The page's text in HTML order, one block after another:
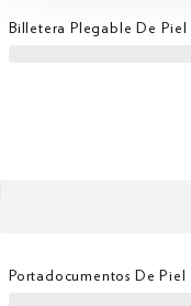
Portadocumentos De Piel